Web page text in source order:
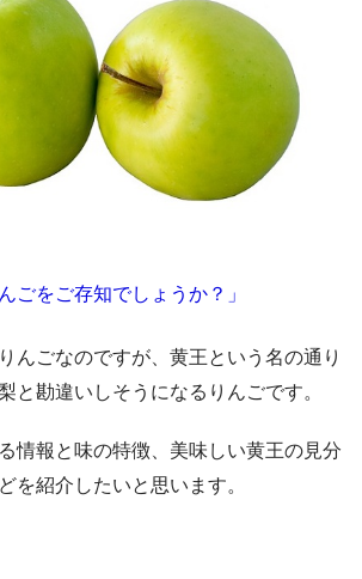
ごをご存知でしょうか？」
んごなのですが、黄王という名の通り
と勘違いしそうになるりんごです。
情報と味の特徴、美味しい黄王の見分
を紹介したいと思います。